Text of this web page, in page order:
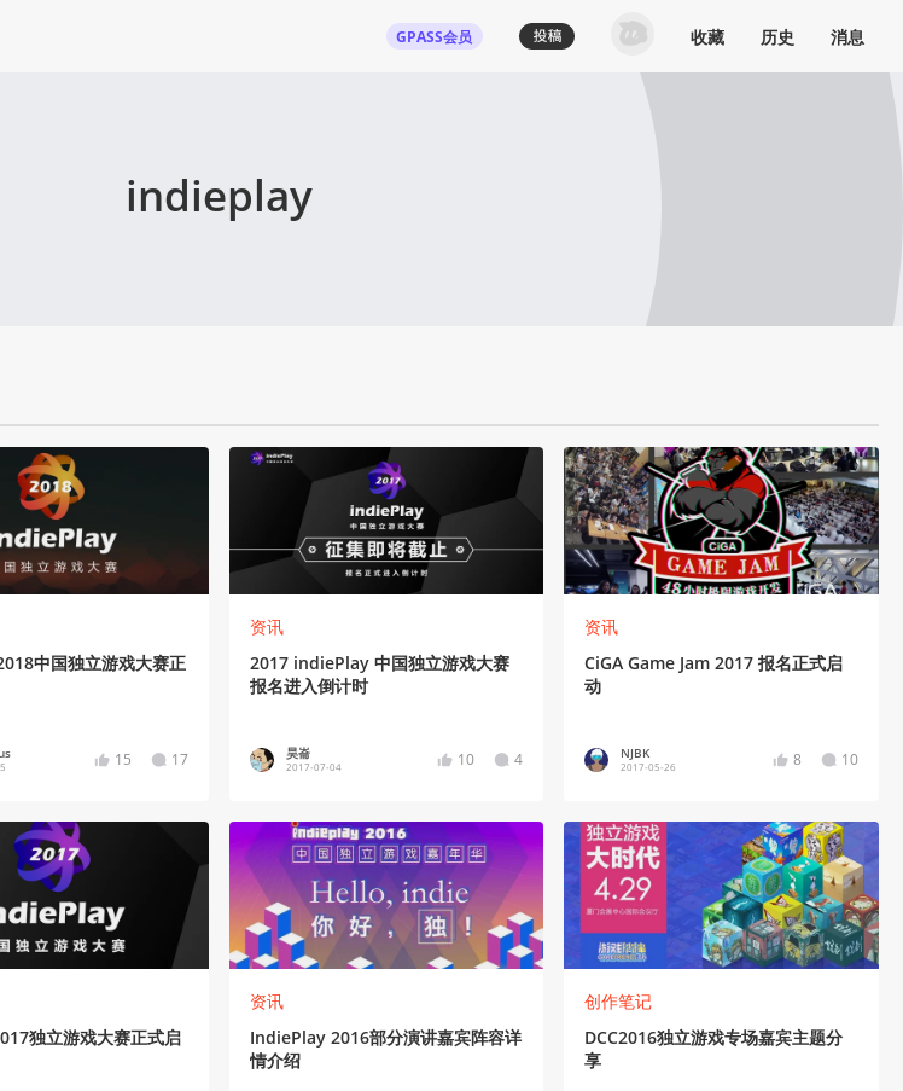
GPASS会员 收藏 历史 消息
indieplay
中国独立游戏大赛正
15 17
资讯
2017 indiePlay 中国独立游戏大赛
报名进入倒计时
昊崙
2017-07-04 10 4
资讯
CiGA Game Jam 2017 报名正式启
动
NJBK
2017-05-26 8 10
独立游戏大赛正式启
资讯
IndiePlay 2016部分演讲嘉宾阵容详
情介绍
创作笔记
DCC2016独立游戏专场嘉宾主题分
享